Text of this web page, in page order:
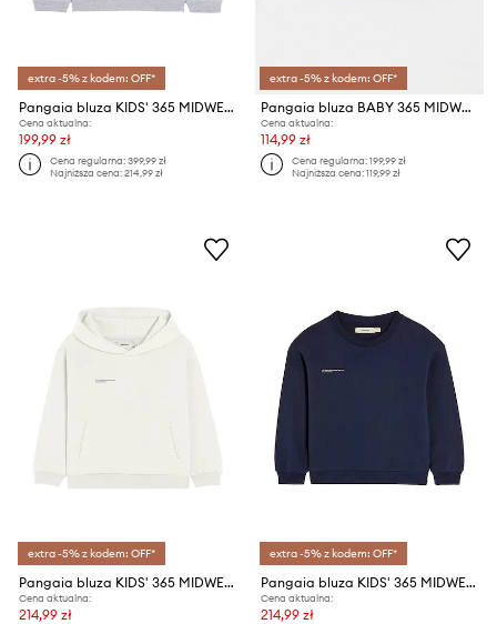
extra -5% z kodem: OFF*
Pangaia bluza KIDS' 365 MIDWEIGHT SWEATSHIRT
Cena aktualna:
199,99 zł
Cena regularna:399,99 zł
Najniższa cena:214,99 zł
extra -5% z kodem: OFF*
Pangaia bluza BABY 365 MIDWEIGHT SWEATSHIRT
Cena aktualna:
114,99 zł
Cena regularna:199,99 zł
Najniższa cena:119,99 zł
extra -5% z kodem: OFF*
Pangaia bluza KIDS' 365 MIDWEIGHT HOODIE
Cena aktualna:
214,99 zł
extra -5% z kodem: OFF*
Pangaia bluza KIDS' 365 MIDWEIGHT SWEATSHIRT
Cena aktualna:
214,99 zł